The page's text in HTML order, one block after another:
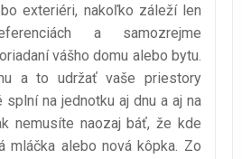
exteriéri, nakoľko záleží len
a samozrejme
vášho domu alebo bytu.
a to udržať vaše priestory
na jednotku aj dnu a aj na
nemusíte naozaj báť, že kde
mláčka alebo nová kôpka. Zo